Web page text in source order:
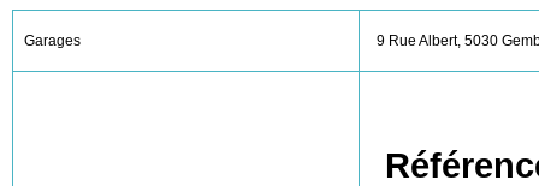
Garages 9 Rue Albert, 5030